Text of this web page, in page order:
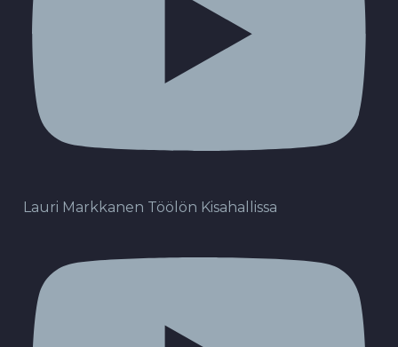
Lauri Markkanen Töölön Kisahallissa